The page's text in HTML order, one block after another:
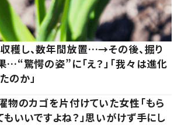
穫し、数年間放置…→その後、掘り
…“驚愕の姿”に「え？」「我々は進化
のか」
物のカゴを片付けていた女性「もら
もいいですよね？」思いがけず手にし